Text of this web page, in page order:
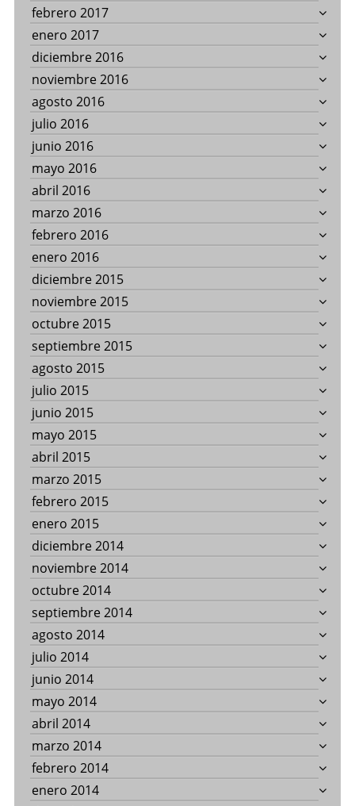
febrero 2017
enero 2017
diciembre 2016
noviembre 2016
agosto 2016
julio 2016
junio 2016
mayo 2016
abril 2016
marzo 2016
febrero 2016
enero 2016
diciembre 2015
noviembre 2015
octubre 2015
septiembre 2015
agosto 2015
julio 2015
junio 2015
mayo 2015
abril 2015
marzo 2015
febrero 2015
enero 2015
diciembre 2014
noviembre 2014
octubre 2014
septiembre 2014
agosto 2014
julio 2014
junio 2014
mayo 2014
abril 2014
marzo 2014
febrero 2014
enero 2014